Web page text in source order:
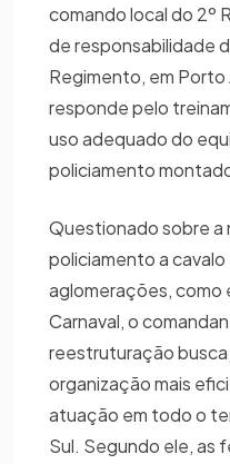
comando local do 2º
de responsabilidade
Regimento, em
responde pelo
uso adequado do
policiamento
Questionado sobre a
policiamento a cavalo
aglomerações, como
Carnaval, o
reestruturação
organização mais
atuação em todo o
Sul. Segundo ele, as